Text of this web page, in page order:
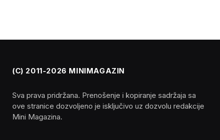
(C) 2011-2026 MINIMAGAZIN
Sva prava pridržana. Prenošenje i kopiranje sadržaja sa
ove stranice dozvoljeno je isključivo uz dozvolu redakcije
Mini Magazina.